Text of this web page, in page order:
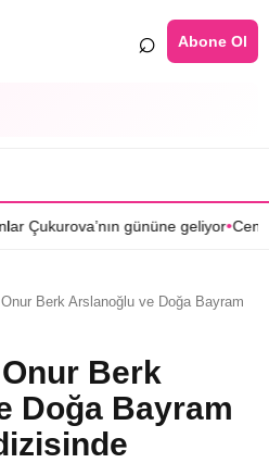
⌕ Abone Ol
geliyor•Cenan Çamyurdu
Berk Arslanoğlu ve Doğa Bayram
Berk
Doğa Bayram